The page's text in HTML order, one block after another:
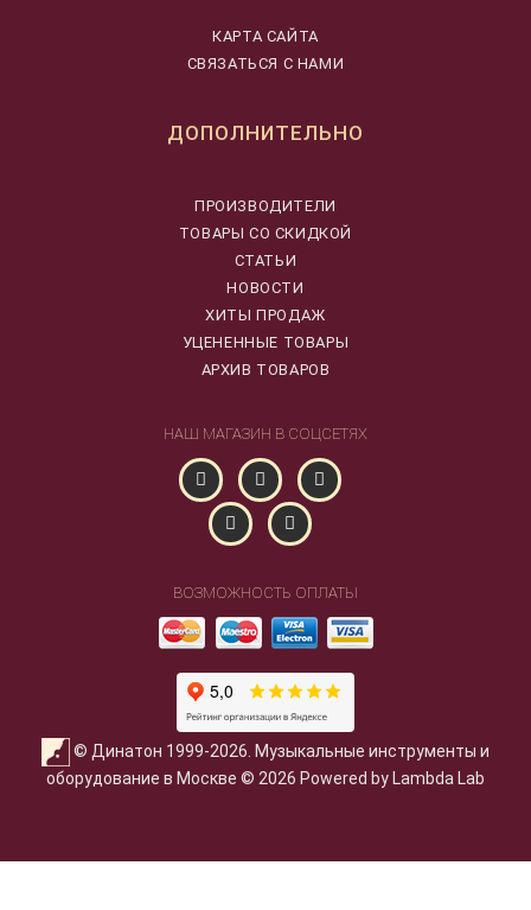
КАРТА САЙТА
СВЯЗАТЬСЯ С НАМИ
ДОПОЛНИТЕЛЬНО
ПРОИЗВОДИТЕЛИ
ТОВАРЫ СО СКИДКОЙ
СТАТЬИ
НОВОСТИ
ХИТЫ ПРОДАЖ
УЦЕНЕННЫЕ ТОВАРЫ
АРХИВ ТОВАРОВ
НАШ МАГАЗИН В СОЦСЕТЯХ
ВОЗМОЖНОСТЬ ОПЛАТЫ
© Динатон 1999-2026. Музыкальные инструменты и
оборудование в Москве © 2026 Powered by Lambda Lab